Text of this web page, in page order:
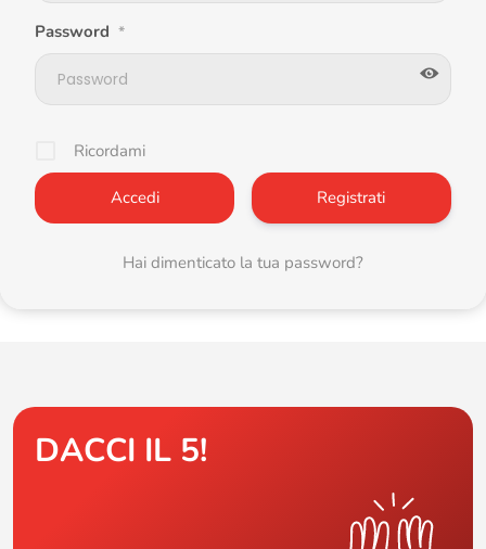
Password *
Ricordami
Registrati
Hai dimenticato la tua password?
DACCI IL 5!